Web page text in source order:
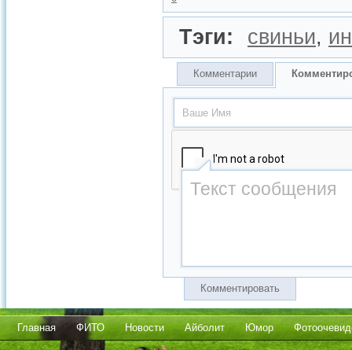
Тэги: свиньи,
Комментарии
Комментировать
Главная ФИТО Новости Айболит Юмор